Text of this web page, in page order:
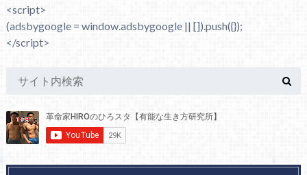
<script>
(adsbygoogle = window.adsbygoogle || []).push({});
</script>